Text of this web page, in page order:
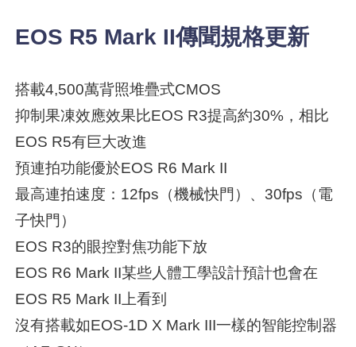
EOS R5 Mark II傳聞規格更新
搭載4,500萬背照堆疊式CMOS
抑制果凍效應效果比EOS R3提高約30%，相比
EOS R5有巨大改進
預連拍功能優於EOS R6 Mark II
最高連拍速度：12fps（機械快門）、30fps（電
子快門）
EOS R3的眼控對焦功能下放
EOS R6 Mark II某些人體工學設計預計也會在
EOS R5 Mark II上看到
沒有搭載如EOS-1D X Mark III一樣的智能控制器